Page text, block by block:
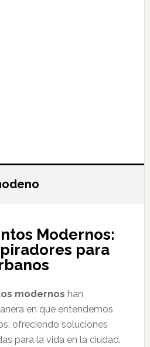
Modernos:
para
modernos han
en que entendemos
ofreciendo soluciones
para la vida en la ciudad.